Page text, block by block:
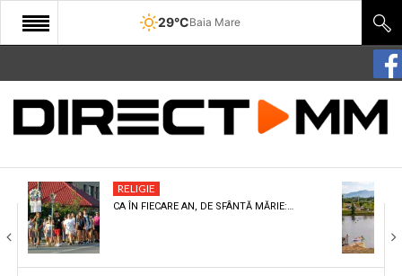
29°CBaia Mare
START
COMUNITATE
CULTURA
ECONOMIE
SANATATE
RELIGIE
CA ÎN FIECARE AN, DE SFÂNTĂ MĂRIE:…